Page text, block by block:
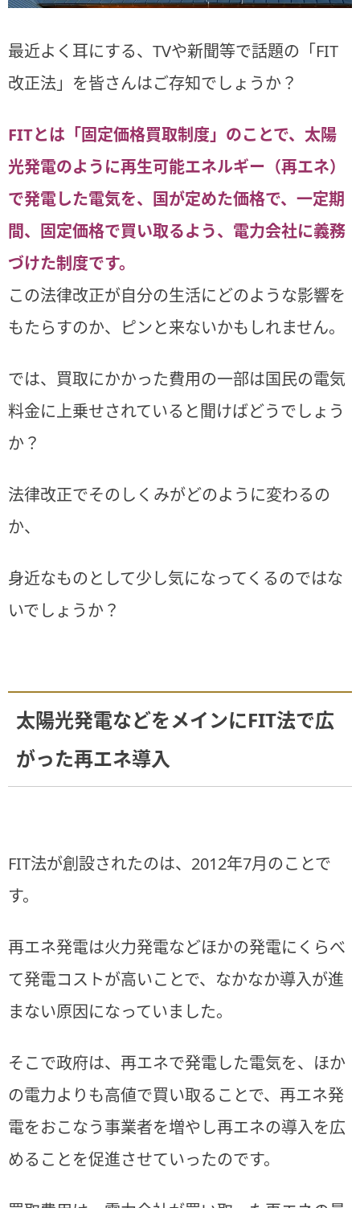
最近よく耳にする、TVや新聞等で話題の「FIT
改正法」を皆さんはご存知でしょうか？
FITとは「固定価格買取制度」のことで、太陽
光発電のように再生可能エネルギー（再エネ）
で発電した電気を、国が定めた価格で、一定期
間、固定価格で買い取るよう、電力会社に義務
づけた制度です。
この法律改正が自分の生活にどのような影響を
もたらすのか、ピンと来ないかもしれません。
では、買取にかかった費用の一部は国民の電気
料金に上乗せされていると聞けばどうでしょう
か？
法律改正でそのしくみがどのように変わるの
か、
身近なものとして少し気になってくるのではな
いでしょうか？
太陽光発電などをメインにFIT法で広
がった再エネ導入
FIT法が創設されたのは、2012年7月のことで
す。
再エネ発電は火力発電などほかの発電にくらべ
て発電コストが高いことで、なかなか導入が進
まない原因になっていました。
そこで政府は、再エネで発電した電気を、ほか
の電力よりも高値で買い取ることで、再エネ発
電をおこなう事業者を増やし再エネの導入を広
めることを促進させていったのです。